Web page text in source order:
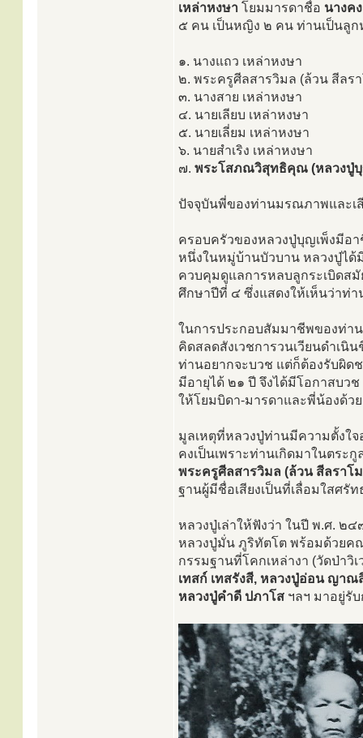
เหล่าหงษา โยมมารดาชื่อ นางค
๕ คน เป็นหญิง ๒ คน ท่านเป็นลู
๑. นางแถว เหล่าหงษา
๒. พระครูศีลสารวิมล (ล้วน สีลร
๓. นางสาย เหล่าหงษา
๔. นายเลียบ เหล่าหงษา
๕. นายเลี่ยม เหล่าหงษา
๖. นายสำเริง เหล่าหงษา
๗. พระโสภณวิสุทธิคุณ (หลวงปู่บุ
ปัจจุบันพี่ของท่านมรณภาพและเ
ครอบครัวของหลวงปู่บุญเพ็งมีอ
หนึ่งในหมู่บ้านบัวบาน หลวงปู่ได้
ควบคุมดูแลการหลบลูกระเบิดส
ศึกษาปีที่ ๔ ซึ่งแสดงให้เห็นว่าท่า
ในการประกอบสัมมาชีพของท่า
คิดสลดสังเวชการวนเวียนดำเ
ท่านอยากจะบวช แต่ก็ต้องรับผิด
มีอายุได้ ๒๑ ปี จึงได้มีโอกาสบ
ให้โยมบิดา-มารดาและพี่น้องด้ว
มูลเหตุที่หลวงปู่ท่านมีความตั้งใ
คงเป็นเพราะท่านเกิดมาในตร
พระครูศีลสารวิมล (ล้วน สีลราโ
ฐานผู้มีชื่อเสียงเป็นที่เลื่อมใสศรั
หลวงปู่เล่าให้ฟังว่า ในปี พ.ศ. ๒
หลวงปู่มั่น ภูริทัตโต พร้อมด้วยค
กรรมฐานที่โคกเหล่างา (วัดป่าวิ
เทสก์ เทสรังสี, หลวงปู่อ่อน ญา
หลวงปู่คำดี ปภาโส ฯลฯ มาอยู่รั